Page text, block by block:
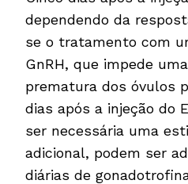
dependendo da
se o tratamento com
GnRH, que impede
prematura dos óvulos
dias após a injeção do
ser necessária uma
adicional, podem ser
diárias de